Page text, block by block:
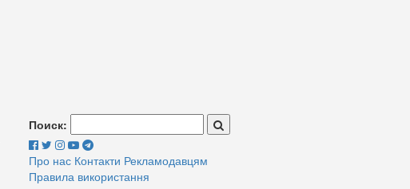
Поиск:
Про нас Контакти Рекламодавцям
Правила використання